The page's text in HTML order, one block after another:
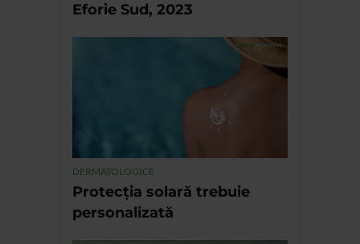
Eforie Sud, 2023
DERMATOLOGICE
Protecția solară trebuie
personalizată